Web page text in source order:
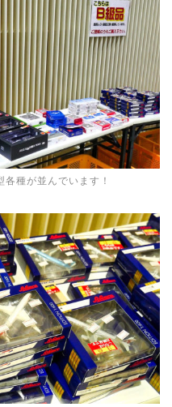
種が並んでいます！